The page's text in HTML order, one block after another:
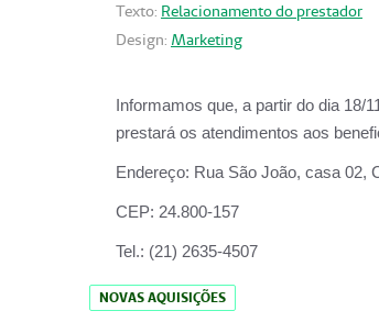
Texto: Relacionamento do prestador
Design: Marketing
Informamos que, a partir do dia 18/
prestará os atendimentos aos
Endereço: Rua São João, casa 02,
CEP: 24.800-157
Tel.: (21) 2635-4507
NOVAS AQUISIÇÕES